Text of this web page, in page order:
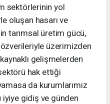
sektörlerinin yol
oluşan hasarı ve
tarımsal üretim gücü,
özverileriyle üzerimizden
gelişmelerden
hak ettiği
da kurumlarımız
iyiye gidiş ve günden